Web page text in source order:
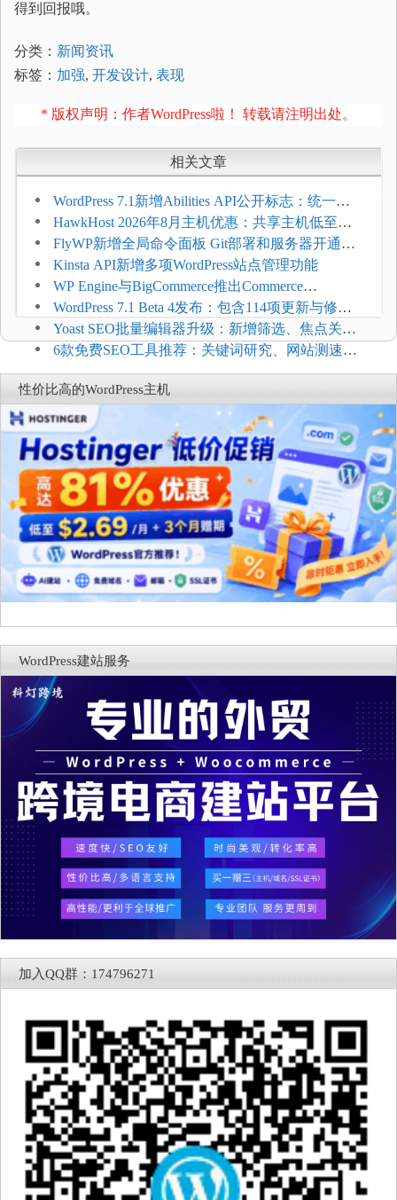
得到回报哦。
分类： 新闻资讯
标签： 加强, 开发设计, 表现
* 版权声明：作者WordPress啦！ 转载请注明出处。
相关文章
WordPress 7.1新增Abilities API公开标志：统一支
持REST API、MCP与AI代理
HawkHost 2026年8月主机优惠：共享主机低至
$2.61/月，高性能主机同步折扣
FlyWP新增全局命令面板 Git部署和服务器开通更
方便
Kinsta API新增多项WordPress站点管理功能
WP Engine与BigCommerce推出Commerce
Connect：WordPress商店可保留前台体验并扩展电
商能力
WordPress 7.1 Beta 4发布：包含114项更新与修
复，仅建议在测试环境体验
Yoast SEO批量编辑器升级：新增筛选、焦点关键
词与AI元数据草稿
6款免费SEO工具推荐：关键词研究、网站测速与
AI可见度检查
性价比高的WordPress主机
WordPress建站服务
加入QQ群：174796271